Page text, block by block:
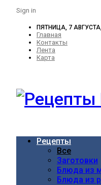
Sign in
ПЯТНИЦА, 7
Главная
Контакты
Лента
Карта
Рецепты
Все
Заготовки
Блюда из
Блюда из